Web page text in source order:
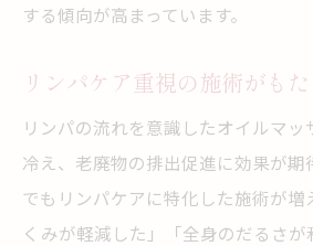
する傾向が高まっています。
リンパケア重視の施術がも
リンパの流れを意識したオイルマ
冷え、老廃物の排出促進に効果が期
でもリンパケアに特化した施術が増
くみが軽減した」「全身のだるさ